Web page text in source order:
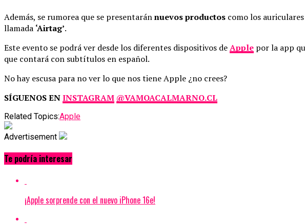
Además, se rumorea que se presentaránnuevos productos como los auriculares
llamada ‘Airtag’.
Este evento se podrá ver desde los diferentes dispositivos deApple por la app
que contará con subtítulos en español.
No hay escusa para no ver lo que nos tiene Apple ¿no crees?
SÍGUENOS ENINSTAGRAM @VAMOACALMARNO.CL
Related Topics:Apple
Advertisement
Te podría interesar
¡Apple sorprende con el nuevo iPhone 16e!